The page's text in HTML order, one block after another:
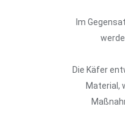
Im
Die Käfer
Material,